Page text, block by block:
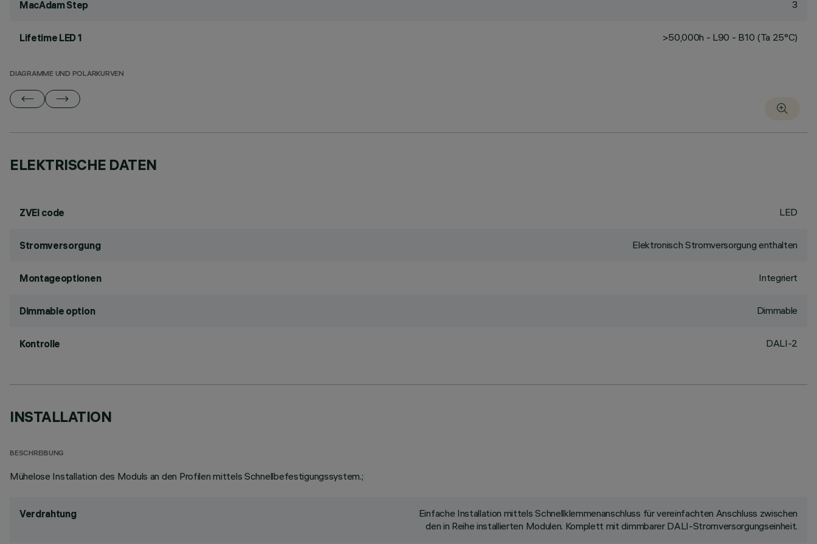
MacAdam Step 3
Lifetime LED 1 >50,000h - L90 - B10 (Ta 25°C)
DIAGRAMME UND POLARKURVEN
ELEKTRISCHE DATEN
ZVEI code LED
Stromversorgung Elektronisch Stromversorgung enthalten
Montageoptionen Integriert
Dimmable option Dimmable
Kontrolle DALI-2
INSTALLATION
BESCHREIBUNG
Mühelose Installation des Moduls an den Profilen mittels Schnellbefestigungssystem.;
Verdrahtung
Einfache Installation mittels Schnellklemmenanschluss für vereinfachten Anschluss zwischen
den in Reihe installierten Modulen. Komplett mit dimmbarer DALI-Stromversorgungseinheit.